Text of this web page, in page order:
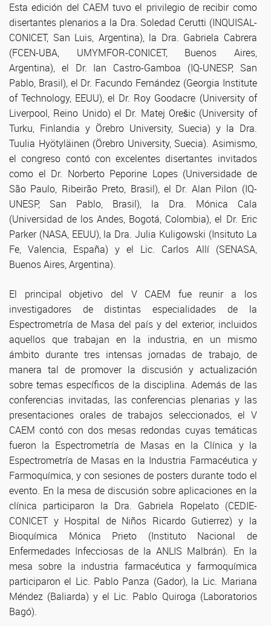
Esta edición del CAEM tuvo el privilegio de recibir como
disertantes plenarios a la Dra. Soledad Cerutti (INQUISAL-
CONICET, San Luis, Argentina), la Dra. Gabriela Cabrera
(FCEN-UBA, UMYMFOR-CONICET, Buenos Aires,
Argentina), el Dr. Ian Castro-Gamboa (IQ-UNESP, San
Pablo, Brasil), el Dr. Facundo Fernández (Georgia Institute
of Technology, EEUU), el Dr. Roy Goodacre (University of
Liverpool, Reino Unido) el Dr. Matej Orešic (University of
Turku, Finlandia y Örebro University, Suecia) y la Dra.
Tuulia Hyötyläinen (Örebro University, Suecia). Asimismo,
el congreso contó con excelentes disertantes invitados
como el Dr. Norberto Peporine Lopes (Universidade de
São Paulo, Ribeirão Preto, Brasil), el Dr. Alan Pilon (IQ-
UNESP, San Pablo, Brasil), la Dra. Mónica Cala
(Universidad de los Andes, Bogotá, Colombia), el Dr. Eric
Parker (NASA, EEUU), la Dra. Julia Kuligowski (Insituto La
Fe, Valencia, España) y el Lic. Carlos Allí (SENASA,
Buenos Aires, Argentina).
El principal objetivo del V CAEM fue reunir a los
investigadores de distintas especialidades de la
Espectrometría de Masa del país y del exterior, incluidos
aquellos que trabajan en la industria, en un mismo
ámbito durante tres intensas jornadas de trabajo, de
manera tal de promover la discusión y actualización
sobre temas específicos de la disciplina. Además de las
conferencias invitadas, las conferencias plenarias y las
presentaciones orales de trabajos seleccionados, el V
CAEM contó con dos mesas redondas cuyas temáticas
fueron la Espectrometría de Masas en la Clínica y la
Espectrometría de Masas en la Industria Farmacéutica y
Farmoquímica, y con sesiones de posters durante todo el
evento. En la mesa de discusión sobre aplicaciones en la
clínica participaron la Dra. Gabriela Ropelato (CEDIE-
CONICET y Hospital de Niños Ricardo Gutierrez) y la
Bioquímica Mónica Prieto (Instituto Nacional de
Enfermedades Infecciosas de la ANLIS Malbrán). En la
mesa sobre la industria farmacéutica y farmoquímica
participaron el Lic. Pablo Panza (Gador), la Lic. Mariana
Méndez (Baliarda) y el Lic. Pablo Quiroga (Laboratorios
Bagó).